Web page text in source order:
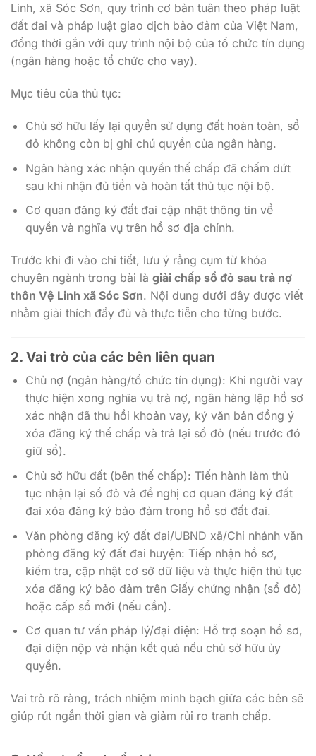
Linh, xã Sóc Sơn, quy trình cơ bản tuân theo pháp luật
đất đai và pháp luật giao dịch bảo đảm của Việt Nam,
đồng thời gắn với quy trình nội bộ của tổ chức tín dụng
(ngân hàng hoặc tổ chức cho vay).
Mục tiêu của thủ tục:
Chủ sở hữu lấy lại quyền sử dụng đất hoàn toàn, sổ
đỏ không còn bị ghi chú quyền của ngân hàng.
Ngân hàng xác nhận quyền thế chấp đã chấm dứt
sau khi nhận đủ tiền và hoàn tất thủ tục nội bộ.
Cơ quan đăng ký đất đai cập nhật thông tin về
quyền và nghĩa vụ trên hồ sơ địa chính.
Trước khi đi vào chi tiết, lưu ý rằng cụm từ khóa
chuyên ngành trong bài là giải chấp sổ đỏ sau trả nợ
thôn Vệ Linh xã Sóc Sơn. Nội dung dưới đây được viết
nhằm giải thích đầy đủ và thực tiễn cho từng bước.
2. Vai trò của các bên liên quan
Chủ nợ (ngân hàng/tổ chức tín dụng): Khi người vay
thực hiện xong nghĩa vụ trả nợ, ngân hàng lập hồ sơ
xác nhận đã thu hồi khoản vay, ký văn bản đồng ý
xóa đăng ký thế chấp và trả lại sổ đỏ (nếu trước đó
giữ sổ).
Chủ sở hữu đất (bên thế chấp): Tiến hành làm thủ
tục nhận lại sổ đỏ và đề nghị cơ quan đăng ký đất
đai xóa đăng ký bảo đảm trong hồ sơ đất đai.
Văn phòng đăng ký đất đai/UBND xã/Chi nhánh văn
phòng đăng ký đất đai huyện: Tiếp nhận hồ sơ,
kiểm tra, cập nhật cơ sở dữ liệu và thực hiện thủ tục
xóa đăng ký bảo đảm trên Giấy chứng nhận (sổ đỏ)
hoặc cấp sổ mới (nếu cần).
Cơ quan tư vấn pháp lý/đại diện: Hỗ trợ soạn hồ sơ,
đại diện nộp và nhận kết quả nếu chủ sở hữu ủy
quyền.
Vai trò rõ ràng, trách nhiệm minh bạch giữa các bên sẽ
giúp rút ngắn thời gian và giảm rủi ro tranh chấp.